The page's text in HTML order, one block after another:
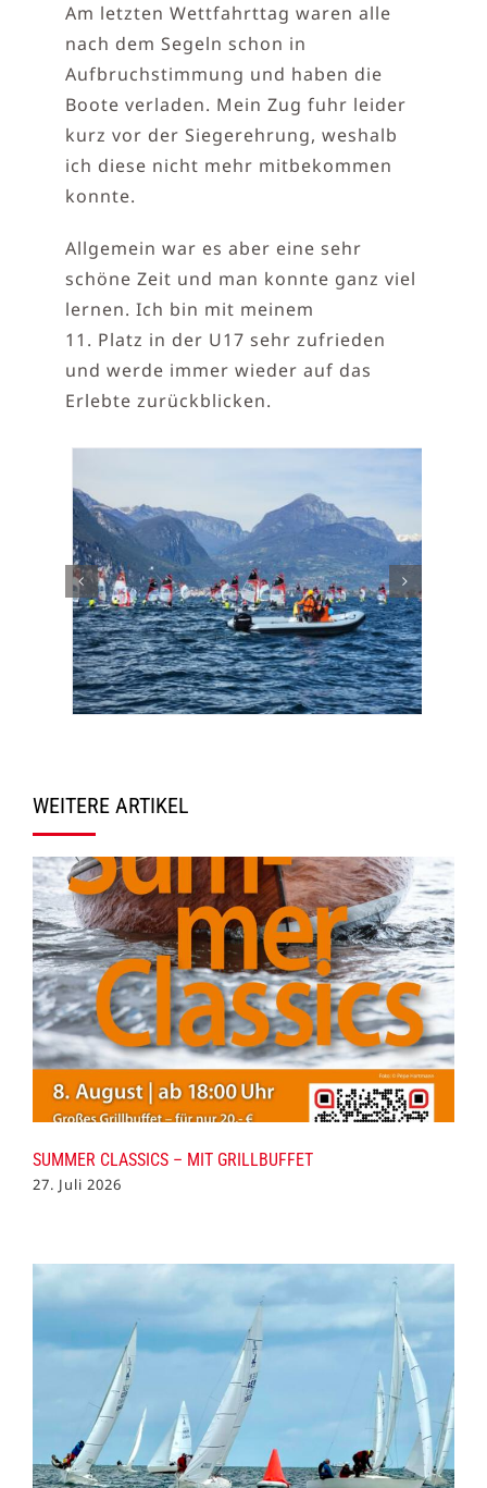
Am letzten Wettfahrttag waren alle
nach dem Segeln schon in
Aufbruchstimmung und haben die
Boote verladen. Mein Zug fuhr leider
kurz vor der Siegerehrung, weshalb
ich diese nicht mehr mitbekommen
konnte.
Allgemein war es aber eine sehr
schöne Zeit und man konnte ganz viel
lernen. Ich bin mit meinem
11. Platz in der U17 sehr zufrieden
und werde immer wieder auf das
Erlebte zurückblicken.
WEITERE ARTIKEL
SUMMER CLASSICS – MIT GRILLBUFFET
27. Juli 2026